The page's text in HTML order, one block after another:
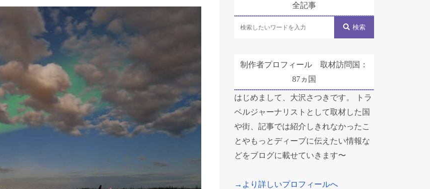
テ
ー
全記事
検索
制作者プロフィール 取材訪問国：
87ヵ国
はじめまして、大沢さつきです。 トラ
ベルジャーナリストとして取材した国
や街、記事では紹介しきれなかったこ
とやもっとディープに伝えたい情報な
どをブログに載せていきます〜
→より詳しいプロフィールへ